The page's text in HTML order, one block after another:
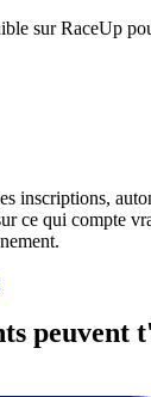
sur RaceUp
inscriptions,
ce qui compte
peuvent